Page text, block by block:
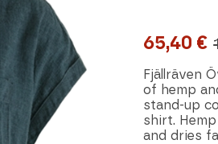
Original
price
was:
109,00 €.
65,40 €
Current
price
is:
65,40 €.
Fjällräven
of hemp
stand-up
shirt.
and dries